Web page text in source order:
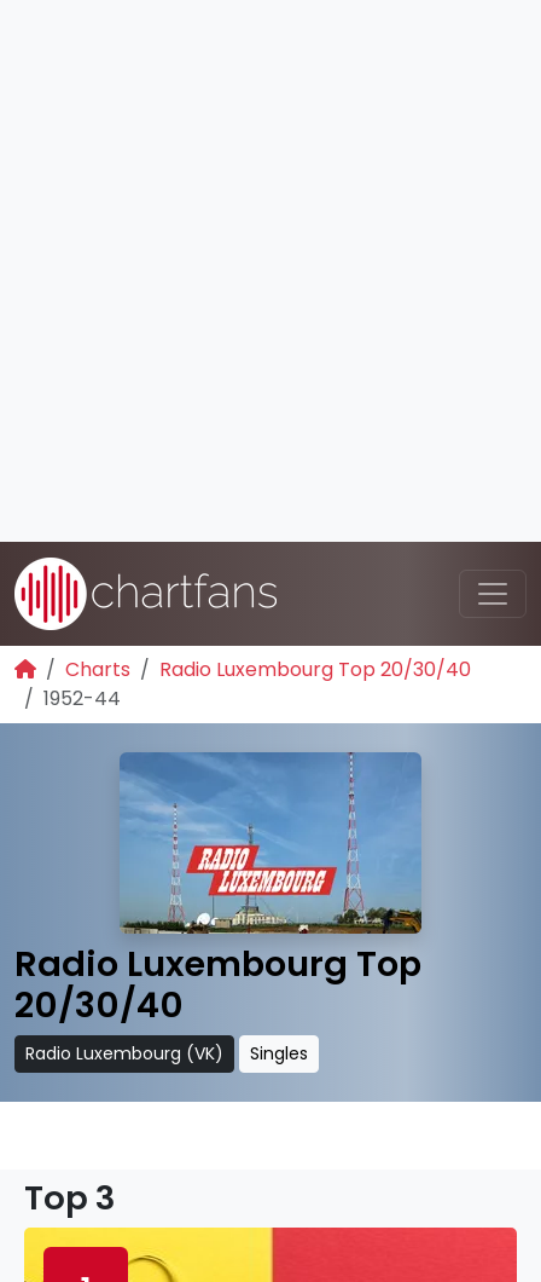
Charts
Radio Luxembourg Top 20/30/40
1952-44
Radio Luxembourg Top
20/30/40
Radio Luxembourg (VK) Singles
Top 3